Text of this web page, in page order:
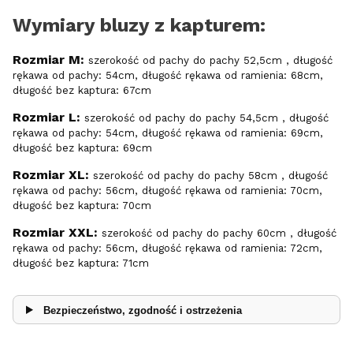
Wymiary bluzy z kapturem:
Rozmiar M: szerokość od pachy do pachy 52,5cm , długość
rękawa od pachy: 54cm, długość rękawa od ramienia: 68cm,
długość bez kaptura: 67cm
Rozmiar L: szerokość od pachy do pachy 54,5cm , długość
rękawa od pachy: 54cm, długość rękawa od ramienia: 69cm,
długość bez kaptura: 69cm
Rozmiar XL: szerokość od pachy do pachy 58cm , długość
rękawa od pachy: 56cm, długość rękawa od ramienia: 70cm,
długość bez kaptura: 70cm
Rozmiar XXL: szerokość od pachy do pachy 60cm , długość
rękawa od pachy: 56cm, długość rękawa od ramienia: 72cm,
długość bez kaptura: 71cm
Bezpieczeństwo, zgodność i ostrzeżenia